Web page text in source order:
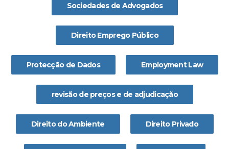
Sociedades de Advogados
Direito Emprego Público
Protecção de Dados Employment Law
revisão de preços e de adjudicação
Direito do Ambiente Direito Privado